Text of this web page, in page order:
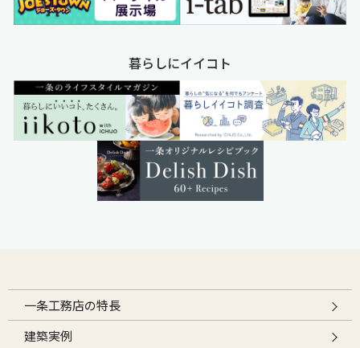
暮らしにイイコト
一条工務店の特長
建築実例